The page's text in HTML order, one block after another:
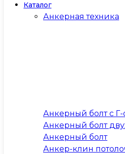
Каталог
Анкерная техника
Анкерный болт с
Анкерный болт
Анкерный болт
Анкер-клин